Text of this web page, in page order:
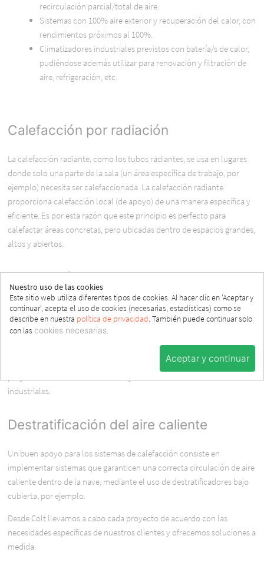
recirculación parcial/total de aire.
Sistemas con 100% aire exterior y recuperación del calor, con
rendimientos próximos al 100%.
Climatizadores industriales previstos con batería/s de calor,
pudiéndose además utilizar para renovación y filtración de
aire, refrigeración, etc.
Calefacción por radiación
La calefacción radiante, como los tubos radiantes, se usa en lugares
donde solo una parte de la sala (un área específica de trabajo, por
ejemplo) necesita ser calefaccionada. La calefacción radiante
proporciona calefacción local (de apoyo) de una manera específica y
eficiente. Es por esta razón que este principio es perfecto para
calefactar áreas concretas, pero ubicadas dentro de espacios grandes,
altos y abiertos.
Tecnología de bomba de calor
La técnica de la bomba de calor permite calefactar y enfriar un
espacio utilizando un único sistema de climatización. La eficiencia de
este sistema puede ir más allá del 400% y el consumo de energía es
particularmente bajo. El uso de la técnica de bomba de calor es ideal
para naves o edificios medianos (no residenciales), así como para
industriales.
Destratificación del aire caliente
Un buen apoyo para los sistemas de calefacción consiste en
implementar sistemas que garanticen una correcta circulación de aire
caliente dentro de la nave, mediante el uso de destratificadores bajo
cubierta, por ejemplo.
Desde Colt llevamos a cabo cada proyecto de acuerdo con las
necesidades específicas de nuestros clientes y ofrecemos soluciones a
medida.
Nuestro uso de las cookies
Este sitio web utiliza diferentes tipos de cookies. Al hacer clic en 'Aceptar y
continuar', acepta el uso de cookies (necesarias, estadísticas) como se
describe en nuestra política de privacidad. También puede continuar solo
con las cookies necesarias.
Aceptar y continuar